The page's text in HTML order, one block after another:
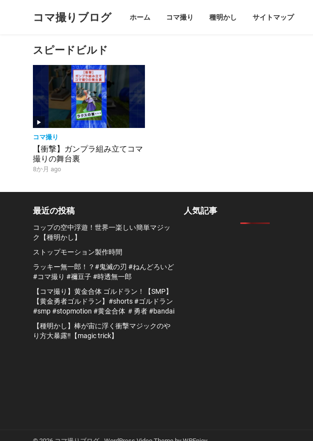
コマ撮りブログ ホーム コマ撮り 種明かし サイトマップ
スピードビルド
コマ撮り
【衝撃】ガンプラ組み立てコマ
撮りの舞台裏
8か月 ago
最近の投稿
コップの空中浮遊！世界一楽しい簡単マジッ
ク【種明かし】
ストップモーション製作時間
ラッキー無一郎！？#鬼滅の刃 #ねんどろいど
#コマ撮り #禰豆子 #時透無一郎
【コマ撮り】黄金合体 ゴルドラン！【SMP】
【黄金勇者ゴルドラン】#shorts #ゴルドラン
#smp #stopmotion #黄金合体 ＃勇者 #bandai
【種明かし】棒が宙に浮く衝撃マジックのや
り方大暴露‼️【magic trick】
人気記事